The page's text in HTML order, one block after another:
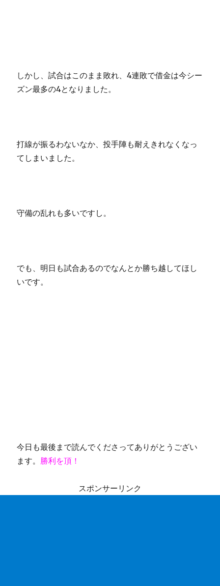
しかし、試合はこのまま敗れ、4連敗で借金は今シー
ズン最多の4となりました。
打線が振るわないなか、投手陣も耐えきれなくなっ
てしまいました。
守備の乱れも多いですし。
でも、明日も試合あるのでなんとか勝ち越してほし
いです。
今日も最後まで読んでくださってありがとうござい
ます。 勝利を頂！
スポンサーリンク